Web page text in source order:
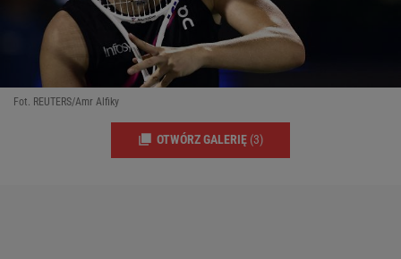
Fot. REUTERS/Amr Alfiky
OTWÓRZ GALERIĘ (3)